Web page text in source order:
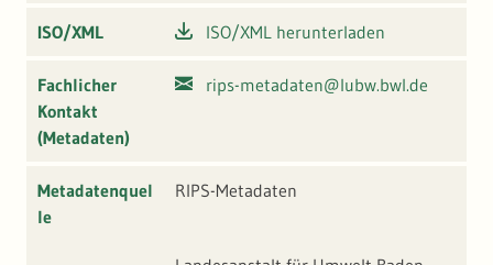
ISO/XML ISO/XML herunterladen
Fachlicher
Kontakt
(Metadaten)
rips-metadaten@lubw.bwl.de
Metadatenquel
le
RIPS-Metadaten